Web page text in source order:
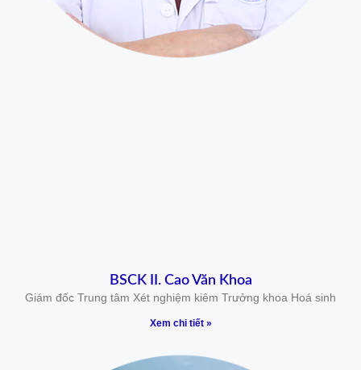
BSCK II. Cao Văn Khoa
Giám đốc Trung tâm Xét nghiệm kiêm Trưởng khoa Hoá sinh
Xem chi tiết »